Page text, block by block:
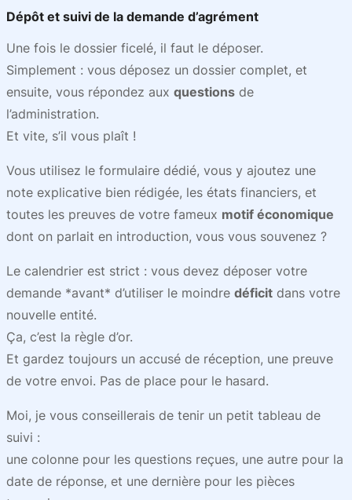
Dépôt et suivi de la demande d’agrément
Une fois le dossier ficelé, il faut le déposer.
Simplement : vous déposez un dossier complet, et
ensuite, vous répondez aux questions de
l’administration.
Et vite, s’il vous plaît !
Vous utilisez le formulaire dédié, vous y ajoutez une
note explicative bien rédigée, les états financiers, et
toutes les preuves de votre fameux motif économique
dont on parlait en introduction, vous vous souvenez ?
Le calendrier est strict : vous devez déposer votre
demande *avant* d’utiliser le moindre déficit dans votre
nouvelle entité.
Ça, c’est la règle d’or.
Et gardez toujours un accusé de réception, une preuve
de votre envoi. Pas de place pour le hasard.
Moi, je vous conseillerais de tenir un petit tableau de
suivi :
une colonne pour les questions reçues, une autre pour la
date de réponse, et une dernière pour les pièces